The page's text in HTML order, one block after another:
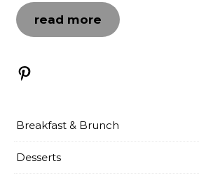
read more
Pinterest
Breakfast & Brunch
Desserts